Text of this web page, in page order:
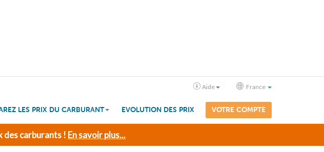
Aide France
LES PRIX DU CARBURANT EVOLUTION DES PRIX VOTRE COMPTE
carburants ! En savoir plus...